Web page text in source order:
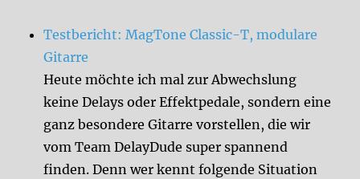
Testbericht: MagTone Classic-T, modulare
Gitarre
Heute möchte ich mal zur Abwechslung
keine Delays oder Effektpedale, sondern eine
ganz besondere Gitarre vorstellen, die wir
vom Team DelayDude super spannend
finden. Denn wer kennt folgende Situation